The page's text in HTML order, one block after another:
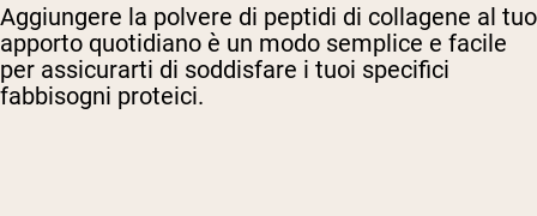
Aggiungere la polvere di peptidi di collagene al tuo
apporto quotidiano è un modo semplice e facile
per assicurarti di soddisfare i tuoi specifici
fabbisogni proteici.